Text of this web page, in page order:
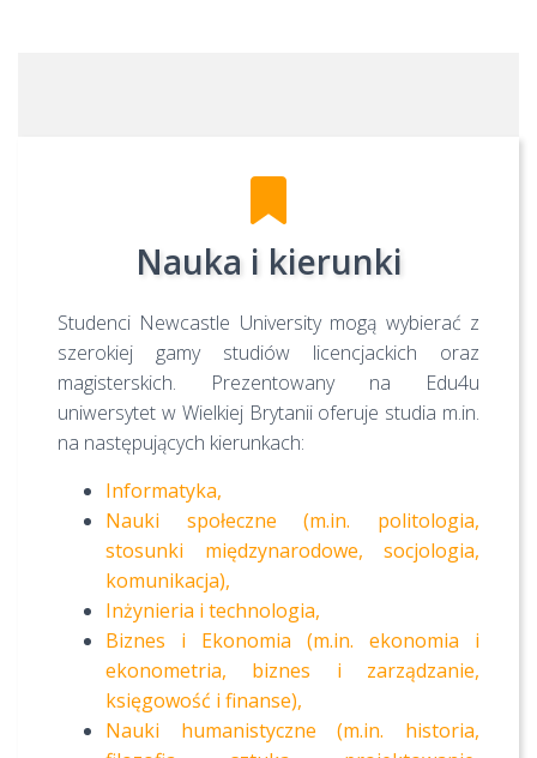
Nauka i kierunki
Studenci Newcastle University mogą wybierać z
szerokiej gamy studiów licencjackich oraz
magisterskich. Prezentowany na Edu4u
uniwersytet w Wielkiej Brytanii oferuje studia m.in.
na następujących kierunkach:
Informatyka,
Nauki społeczne (m.in. politologia,
stosunki międzynarodowe, socjologia,
komunikacja),
Inżynieria i technologia,
Biznes i Ekonomia (m.in. ekonomia i
ekonometria, biznes i zarządzanie,
księgowość i finanse),
Nauki humanistyczne (m.in. historia,